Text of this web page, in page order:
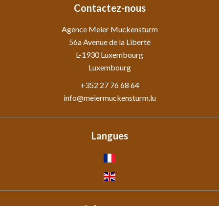
Contactez-nous
Agence Meier Muckensturm
56a Avenue de la Liberté
L-1930Luxembourg
Luxembourg
+352 27 76 68 64
info@meiermuckensturm.lu
Langues